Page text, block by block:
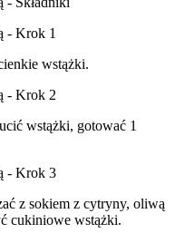
wstążki.
wstążki, gotować 1
z sokiem z cytryny, oliwą
cukiniowe wstążki.